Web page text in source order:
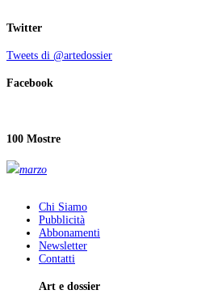
Twitter
Tweets di @artedossier
Facebook
100 Mostre
marzo
Chi Siamo
Pubblicità
Abbonamenti
Newsletter
Contatti
Art e dossier